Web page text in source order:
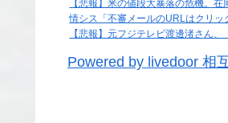
【悲報】米の値段大暴落の危機。
情シス「不審メールのURLはクリ
【悲報】元フジテレビ渡邊渚さん
Powered by livedoor 相